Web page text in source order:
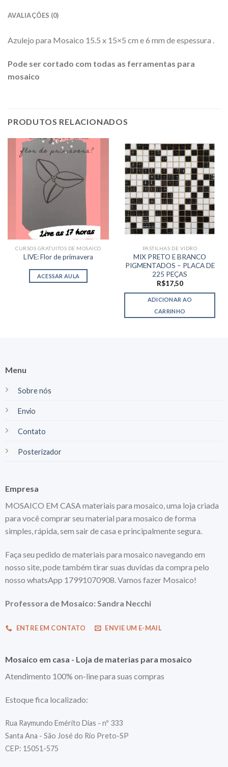
AVALIAÇÕES (0)
Azulejo para Mosaico 15.5 x 15×5 cm e 6 mm de espessura .
Pode ser cortado com todas as ferramentas para
mosaico
PRODUTOS RELACIONADOS
CURSOS GRATUITOS DE MOSAICO
LIVE: Flor de primavera
ACESSAR AULA
PASTILHAS DE VIDRO
MIX PRETO E BRANCO
PIGMENTADOS – PLACA DE
225 PEÇAS
R$17,50
ADICIONAR AO
CARRINHO
Menu
Sobre nós
Envio
Contato
Posterizador
Empresa
MOSAICO EM CASA materiais para mosaico, uma loja criada
para você comprar seu material para mosaico de forma
simples, rápida, sem sair de casa e principalmente segura.
Faça seu pedido de materiais para mosaico navegando em
nosso site, pode também tirar suas duvidas da compra pelo
nosso whatsApp 17991070908. Vamos fazer Mosaico!
Professora de Mosaico: Sandra Necchi
ENTRE EM CONTATO ENVIE UM E-MAIL
Mosaico em casa - Loja de materias para mosaico
Atendimento 100% on-line para suas compras
Estoque fica localizado:
Rua Raymundo Emérito Dias - nº 333
Santa Ana - São José do Rio Preto-SP
CEP: 15051-575